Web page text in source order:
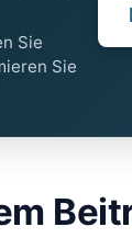
Sie
Sie